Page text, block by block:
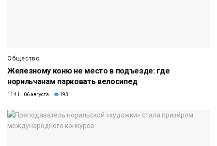
Общество
Железному коню не место в подъезде: где
норильчанам парковать велосипед
11:41 06 августа 193